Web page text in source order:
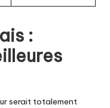
:
serait totalement